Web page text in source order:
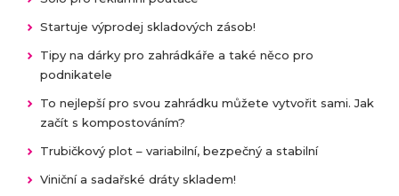
Startuje výprodej skladových zásob!
Tipy na dárky pro zahrádkáře a také něco pro
podnikatele
To nejlepší pro svou zahrádku můžete vytvořit sami. Jak
začít s kompostováním?
Trubičkový plot – variabilní, bezpečný a stabilní
Viniční a sadařské dráty skladem!